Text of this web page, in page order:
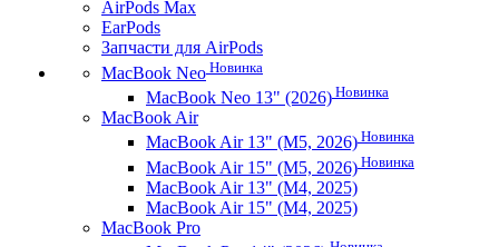
AirPods Max
EarPods
Запчасти для AirPods
MacBook Neo Новинка
MacBook Neo 13" (2026) Новинка
MacBook Air
MacBook Air 13" (M5, 2026) Новинка
MacBook Air 15" (M5, 2026) Новинка
MacBook Air 13" (M4, 2025)
MacBook Air 15" (M4, 2025)
MacBook Pro